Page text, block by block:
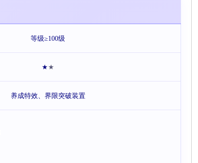
等级≥100级
★★
养成特效、界限突破装置